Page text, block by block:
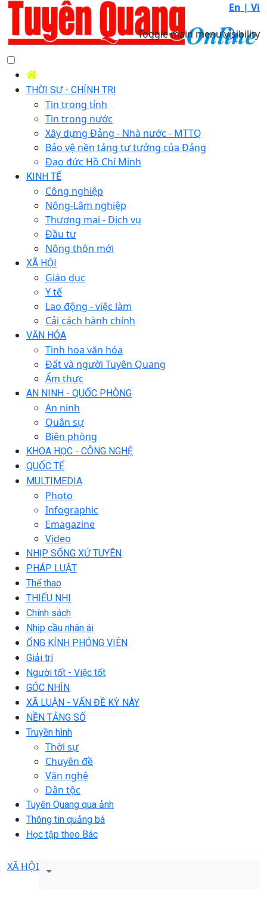
En | Vi
Toggle main menu visibility
THỜI SỰ - CHÍNH TRỊ
Tin trong tỉnh
Tin trong nước
Xây dựng Đảng - Nhà nước - MTTQ
Bảo vệ nền tảng tư tưởng của Đảng
Đạo đức Hồ Chí Minh
KINH TẾ
Công nghiệp
Nông-Lâm nghiệp
Thương mại - Dịch vụ
Đầu tư
Nông thôn mới
XÃ HỘI
Giáo dục
Y tế
Lao động - việc làm
Cải cách hành chính
VĂN HÓA
Tinh hoa văn hóa
Đất và người Tuyên Quang
Ẩm thực
AN NINH - QUỐC PHÒNG
An ninh
Quân sự
Biên phòng
KHOA HỌC - CÔNG NGHỆ
QUỐC TẾ
MULTIMEDIA
Photo
Infographic
Emagazine
Video
NHỊP SỐNG XỨ TUYÊN
PHÁP LUẬT
Thể thao
THIẾU NHI
Chính sách
Nhịp cầu nhân ái
ỐNG KÍNH PHÓNG VIÊN
Giải trí
Người tốt - Việc tốt
GÓC NHÌN
XÃ LUẬN - VẤN ĐỀ KỲ NÀY
NỀN TẢNG SỐ
Truyền hình
Thời sự
Chuyên đề
Văn nghệ
Dân tộc
Tuyên Quang qua ảnh
Thông tin quảng bá
Học tập theo Bác
XÃ HỘI